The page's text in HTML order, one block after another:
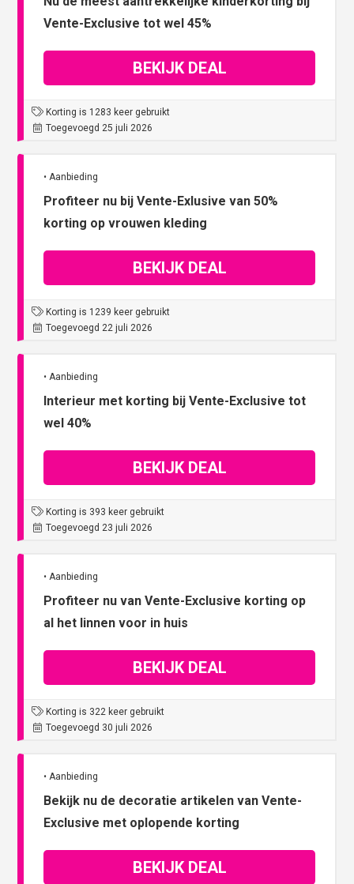
Vente-Exclusive tot wel 45%
BEKIJK DEAL
Korting is 1283 keer gebruikt
Toegevoegd 25 juli 2026
• Aanbieding
Profiteer nu bij Vente-Exlusive van 50%
korting op vrouwen kleding
BEKIJK DEAL
Korting is 1239 keer gebruikt
Toegevoegd 22 juli 2026
• Aanbieding
Interieur met korting bij Vente-Exclusive tot
wel 40%
BEKIJK DEAL
Korting is 393 keer gebruikt
Toegevoegd 23 juli 2026
• Aanbieding
Profiteer nu van Vente-Exclusive korting op
al het linnen voor in huis
BEKIJK DEAL
Korting is 322 keer gebruikt
Toegevoegd 30 juli 2026
• Aanbieding
Bekijk nu de decoratie artikelen van Vente-
Exclusive met oplopende korting
BEKIJK DEAL